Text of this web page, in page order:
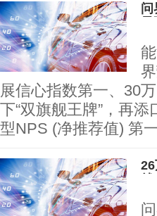
问
展信心指数第一、30
下“双旗舰王牌”，再
型NPS (净推荐值) 第